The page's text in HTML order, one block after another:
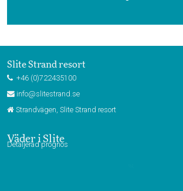
Slite Strand resort
+46 (0)722435100
info@slitestrand.se
Strandvägen, Slite Strand resort
Väder i Slite
Detaljerad prognos